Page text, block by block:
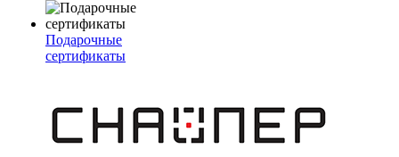
Подарочные
сертификаты